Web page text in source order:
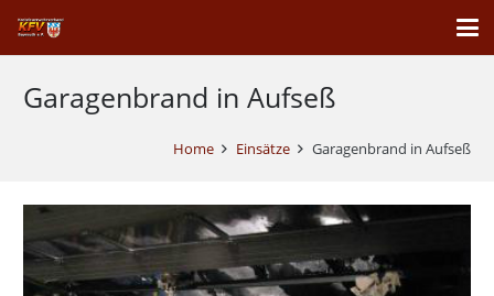
Garagenbrand in Aufseß
Home Einsätze Garagenbrand in Aufseß